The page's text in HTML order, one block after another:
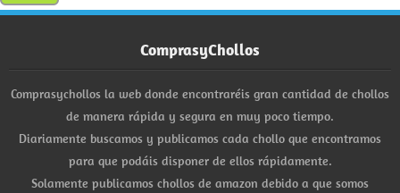
ComprasyChollos
Comprasychollos la web donde encontraréis gran cantidad de chollos
de manera rápida y segura en muy poco tiempo.
Diariamente buscamos y publicamos cada chollo que encontramos
para que podáis disponer de ellos rápidamente.
Solamente publicamos chollos de amazon debido a que somos